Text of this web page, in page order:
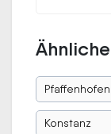
Konstanz